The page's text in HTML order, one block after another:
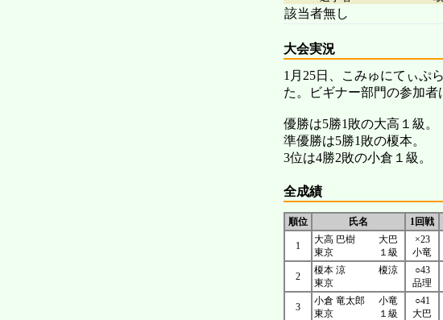
該当者無し
大会実況
1月25日、こみゅにてぃぷ
た。ビギナー部門の参加者
優勝は5勝1敗の大高１級。
準優勝は5勝1敗の榎本。
3位は4勝2敗の小倉１級。
全成績
順位 氏名 1回戦
1
大高 巴樹
東京
大巴
１級
×23
小竜
2
榎本 涼
東京
榎涼
○43
品理
3
小倉 竜太郎
東京
小竜
１級
○41
大巴